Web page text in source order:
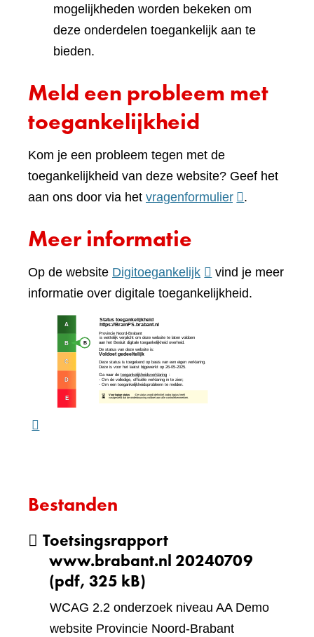
mogelijkheden worden bekeken om
deze onderdelen toegankelijk aan te
bieden.
Meld een probleem met
toegankelijkheid
Kom je een probleem tegen met de
toegankelijkheid van deze website? Geef het
aan ons door via het vragenformulier(verwijst
website)
.
Meer informatie
Op de website Digitoegankelijk(verwijst
naar
vind je meer
informatie over digitale toegankelijkheid.
Bestanden
Toetsingsrapport
www.brabant.nl 20240709
(pdf, 325 kB)
WCAG 2.2 onderzoek niveau AA Demo
website Provincie Noord-Brabant